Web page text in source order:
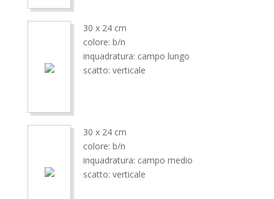
30 x 24 cm
colore: b/n
inquadratura: campo lungo
scatto: verticale
30 x 24 cm
colore: b/n
inquadratura: campo medio
scatto: verticale